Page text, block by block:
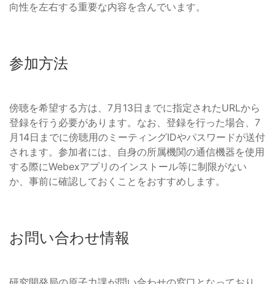
向性を左右する重要な内容を含んでいます。
参加方法
傍聴を希望する方は、7月13日までに指定されたURLから
登録を行う必要があります。なお、登録を行った場合、7
月14日までに傍聴用のミーティングIDやパスワードが送付
されます。参加者には、自身の所属機関の通信機器を使用
する際にWebexアプリのインストール等に制限がない
か、事前に確認しておくことをおすすめします。
お問い合わせ情報